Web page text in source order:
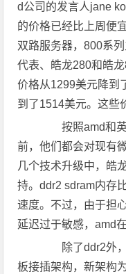
d公司的发言人jane
的价格已经比上周便
双路服务器，800系
代表、皓龙280和皓
价格从1299美元降到
到了1514美元。这些
按照amd和英
前，他们都会对现有
几个技术升级中，皓
持。ddr2 sdram内存
速度。不过，由于担
延迟过于敏感，amd
除了ddr2外，
板接插架构，新架构